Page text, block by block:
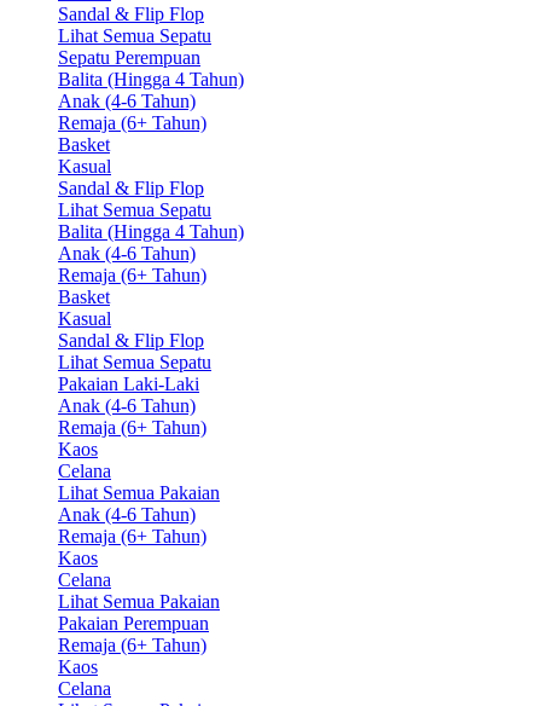
Sandal & Flip Flop
Lihat Semua Sepatu
Sepatu Perempuan
Balita (Hingga 4 Tahun)
Anak (4-6 Tahun)
Remaja (6+ Tahun)
Basket
Kasual
Sandal & Flip Flop
Lihat Semua Sepatu
Balita (Hingga 4 Tahun)
Anak (4-6 Tahun)
Remaja (6+ Tahun)
Basket
Kasual
Sandal & Flip Flop
Lihat Semua Sepatu
Pakaian Laki-Laki
Anak (4-6 Tahun)
Remaja (6+ Tahun)
Kaos
Celana
Lihat Semua Pakaian
Anak (4-6 Tahun)
Remaja (6+ Tahun)
Kaos
Celana
Lihat Semua Pakaian
Pakaian Perempuan
Remaja (6+ Tahun)
Kaos
Celana